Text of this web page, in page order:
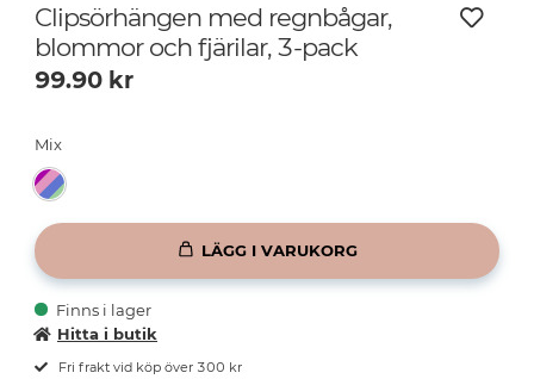
Clipsörhängen med regnbågar,
blommor och fjärilar, 3-pack
99.90 kr
Mix
LÄGG I VARUKORG
Finns i lager
Hitta i butik
Fri frakt vid köp över 300 kr